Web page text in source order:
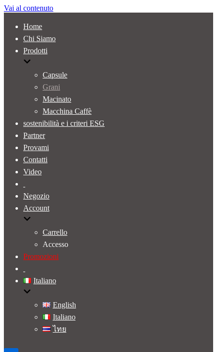
Vai al contenuto
Home
Chi Siamo
Prodotti
Capsule
Grani
Macinato
Macchina Caffè
sostenibilità e i criteri ESG
Partner
Provami
Contatti
Video
Negozio
Account
Carrello
Accesso
Promozioni
Italiano
English
Italiano
ไทย